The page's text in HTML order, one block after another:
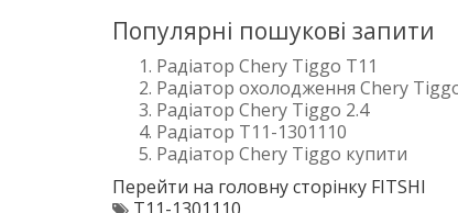
Популярні пошукові запити
Радіатор Chery Tiggo T11
Радіатор охолодження Chery
Радіатор Chery Tiggo 2.4
Радіатор T11-1301110
Радіатор Chery Tiggo купити
Перейти на головну сторінку FITSHI